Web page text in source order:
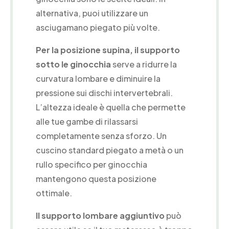
alternativa, puoi utilizzare un
asciugamano piegato più volte.
Per la posizione supina, il supporto
sotto le ginocchiaserve a ridurre la
curvatura lombare e diminuire la
pressione sui dischi intervertebrali.
L’altezza ideale è quella che permette
alle tue gambe di rilassarsi
completamente senza sforzo. Un
cuscino standard piegato a metà o un
rullo specifico per ginocchia
mantengono questa posizione
ottimale.
Il supporto lombare aggiuntivo può